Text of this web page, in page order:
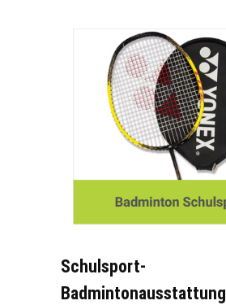
Schulsport-
Badmintonausstattung